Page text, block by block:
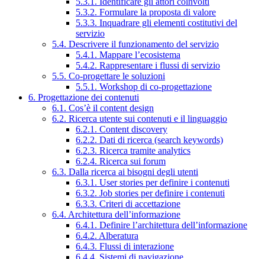
5.3.2. Formulare la proposta di valore
5.3.3. Inquadrare gli elementi costitutivi del
servizio
5.4. Descrivere il funzionamento del servizio
5.4.1. Mappare l’ecosistema
5.4.2. Rappresentare i flussi di servizio
5.5. Co-progettare le soluzioni
5.5.1. Workshop di co-progettazione
6. Progettazione dei contenuti
6.1. Cos’è il content design
6.2. Ricerca utente sui contenuti e il linguaggio
6.2.1. Content discovery
6.2.2. Dati di ricerca (search keywords)
6.2.3. Ricerca tramite analytics
6.2.4. Ricerca sui forum
6.3. Dalla ricerca ai bisogni degli utenti
6.3.1. User stories per definire i contenuti
6.3.2. Job stories per definire i contenuti
6.3.3. Criteri di accettazione
6.4. Architettura dell’informazione
6.4.1. Definire l’architettura dell’informazione
6.4.2. Alberatura
6.4.3. Flussi di interazione
6.4.4. Sistemi di navigazione